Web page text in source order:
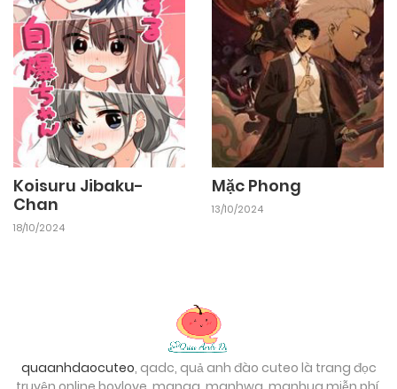
Koisuru Jibaku-
Chan
18/10/2024
Mặc Phong
13/10/2024
quaanhdaocuteo, qadc, quả anh đào cuteo là trang đọc